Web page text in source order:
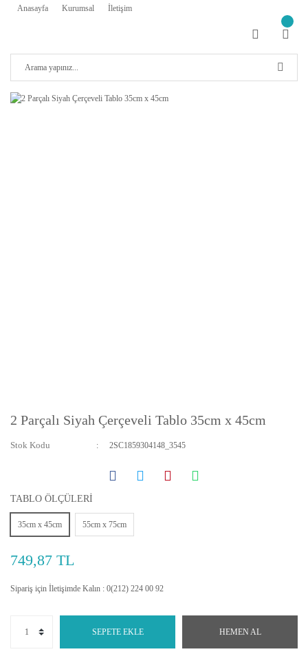
Anasayfa Kurumsal İletişim
2 Parçalı Siyah Çerçeveli Tablo 35cm x 45cm
Stok Kodu 2SC1859304148_3545
TABLO ÖLÇÜLERİ
35cm x 45cm 55cm x 75cm
749,87 TL
Sipariş için İletişimde Kalın : 0(212) 224 00 92
SEPETE EKLE HEMEN AL